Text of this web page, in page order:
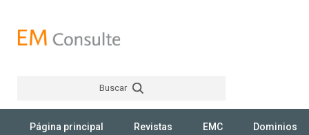
Buscar
Página principal Revistas EMC Dominios